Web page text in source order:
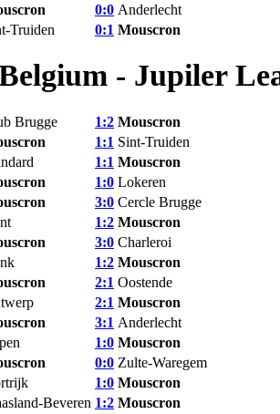
0:0 Anderlecht
Truiden 0:1 Mouscron‎
- Jupiler
Brugge 1:2 Mouscron‎
1:1 Sint-Truiden
1:1 Mouscron‎
1:0 Lokeren
3:0 Cercle Brugge
1:2 Mouscron‎
3:0 Charleroi
1:2 Mouscron‎
2:1 Oostende
2:1 Mouscron‎
3:1 Anderlecht
1:0 Mouscron‎
0:0 Zulte-Waregem
1:0 Mouscron‎
Beveren 1:2 Mouscron‎